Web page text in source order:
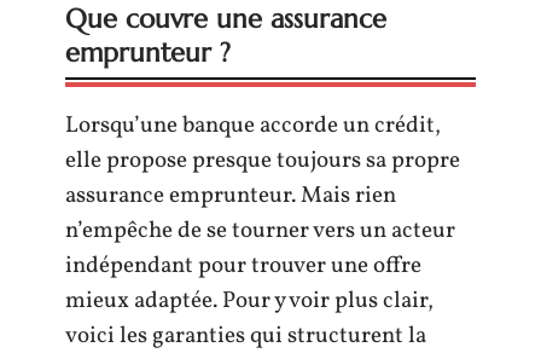
Que couvre une assurance
emprunteur ?
Lorsqu’une banque accorde un crédit,
elle propose presque toujours sa propre
assurance emprunteur. Mais rien
n’empêche de se tourner vers un acteur
indépendant pour trouver une offre
mieux adaptée. Pour y voir plus clair,
voici les garanties qui structurent la